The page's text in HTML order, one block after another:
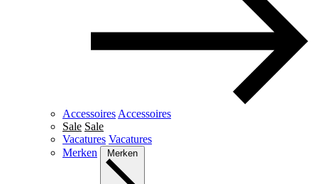
Accessoires Accessoires
Sale Sale
Vacatures Vacatures
Merken
Merken